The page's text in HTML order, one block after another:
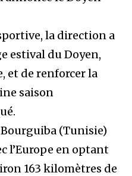
la direction a
estival du Doyen,
et de renforcer la
saison
(Tunisie)
l’Europe en optant
163 kilomètres de